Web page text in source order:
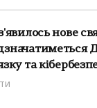
нове
та